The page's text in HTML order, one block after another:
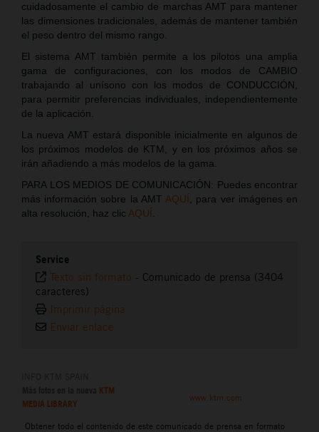
cuidadosamente el cambio de marchas AMT para mantener
las dimensiones tradicionales, además de mantener también
el peso dentro del mismo rango.
El sistema AMT también permite a los pilotos una amplia
gama de configuraciones, con los modos de CAMBIO
trabajando al unísono con los modos de CONDUCCIÓN,
para permitir preferencias individuales, independientemente
de la aplicación.
La nueva AMT estará disponible inicialmente en algunos de
los próximos modelos de KTM, y en los próximos años se
irán añadiendo a más modelos de la gama.
PARA LOS MEDIOS DE COMUNICACIÓN: Puedes encontrar
más información sobre la AMT AQUÍ
, para ver imágenes en
alta resolución, haz clic AQUÍ
Service
Texto sin formato - Comunicado de prensa (3404
caracteres)
Imprimir página
Enviar enlace
KTM
MEDIA LIBRARY
www.ktm.com
Obtener todo el contenido de este comunicado de prensa en formato